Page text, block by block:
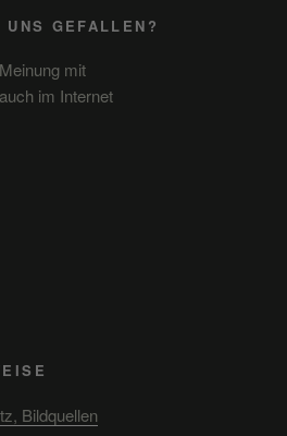
GEFALLEN?
mit
im Internet
Bildquellen